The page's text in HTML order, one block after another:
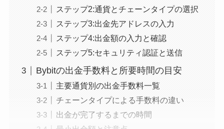
ステップ2:通貨とチェーンタイプの選択
ステップ3:出金先アドレスの入力
ステップ4:出金額の入力と確認
ステップ5:セキュリティ認証と送信
Bybitの出金手数料と所要時間の目安
主要通貨別の出金手数料一覧
チェーンタイプによる手数料の違い
出金が完了するまでの時間